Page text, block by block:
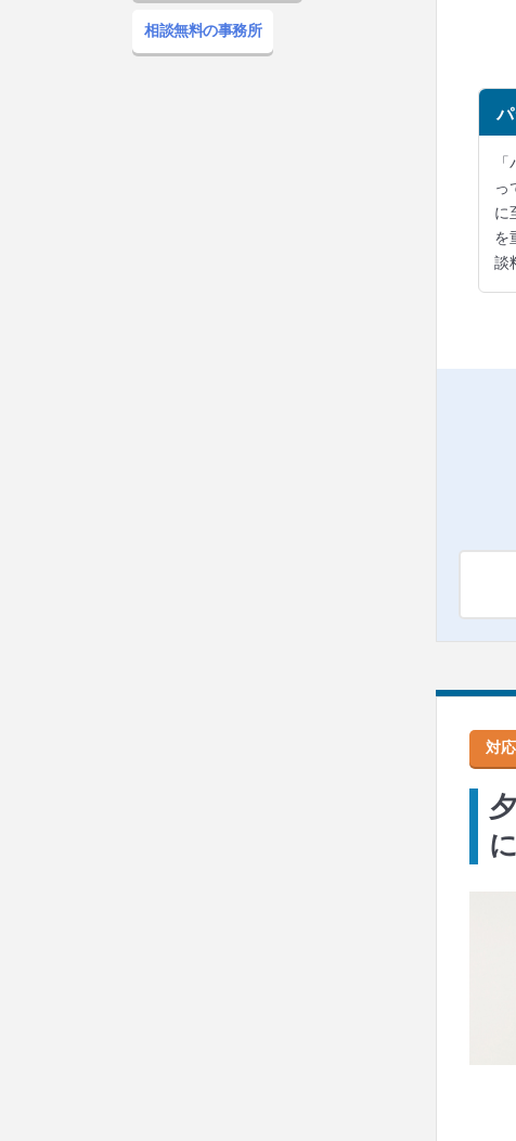
っ
に
を
談
対
相談無料の事務所